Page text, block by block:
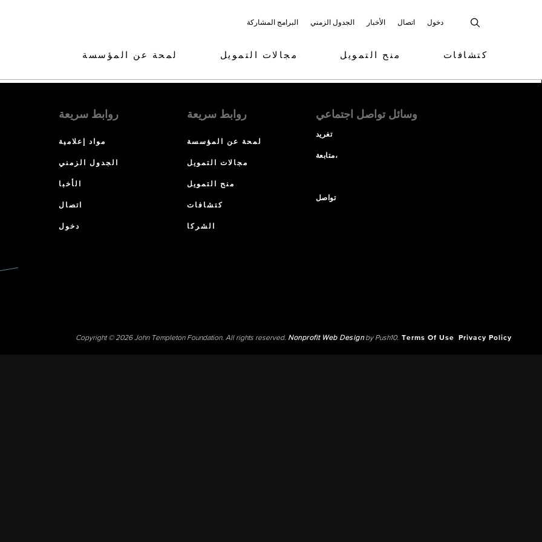
البرامج المشاركة الجدول الزمني الأخبار اتصال دخول
لمحة عن المؤسسة مجالات التمويل منح التمويل كتشافات
روابط سريعة
مواد إعلامية
الجدول الزمني
الأخبا
اتصال
دخول
روابط سريعة
لمحة عن المؤسسة
مجالات التمويل
منح التمويل
كتشافات
الشركا
وسائل تواصل اجتماعي
تغريد
متابعة،
تواصل
Copyright © 2026 John Templeton Foundation. All rights reserved. Nonprofit Web Designby Push10. Terms Of Use Privacy Policy